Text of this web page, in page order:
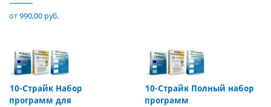
от 990,00 руб.
10-Страйк Набор
программ для
10-Страйк Полный набор
программ